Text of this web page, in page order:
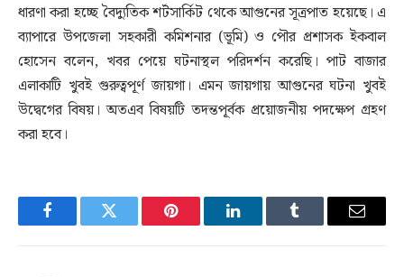
ধারণা করা হচ্ছে বৈদ্যুতিক শর্টসার্কিট থেকে আগুনের সূত্রপাত হয়েছে। এ
ব্যাপারে উপজেলা সহকারী কমিশনার (ভূমি) ও পৌর প্রশাসক ইকবাল
হোসেন বলেন, খবর পেয়ে ঘটনাস্থল পরিদর্শন করেছি। পাট বাজার
এলাকাটি খুবই গুরুত্বপূর্ণ জায়গা। এমন জায়গায় আগুনের ঘটনা খুবই
উদ্বেগের বিষয়। অতএব বিষয়টি তদন্তপূর্বক প্রয়োজনীয় পদক্ষেপ গ্রহণ
করা হবে।
FacebookTwitter Pinterest LinkedInTumblr Email